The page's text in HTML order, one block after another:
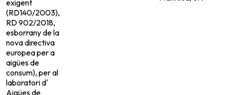
exigent
(RD140/2003),
RD 902/2018,
esborrany de la
nova directiva
europea per a
aigües de
consum), per al
laboratori d'
Aigües de